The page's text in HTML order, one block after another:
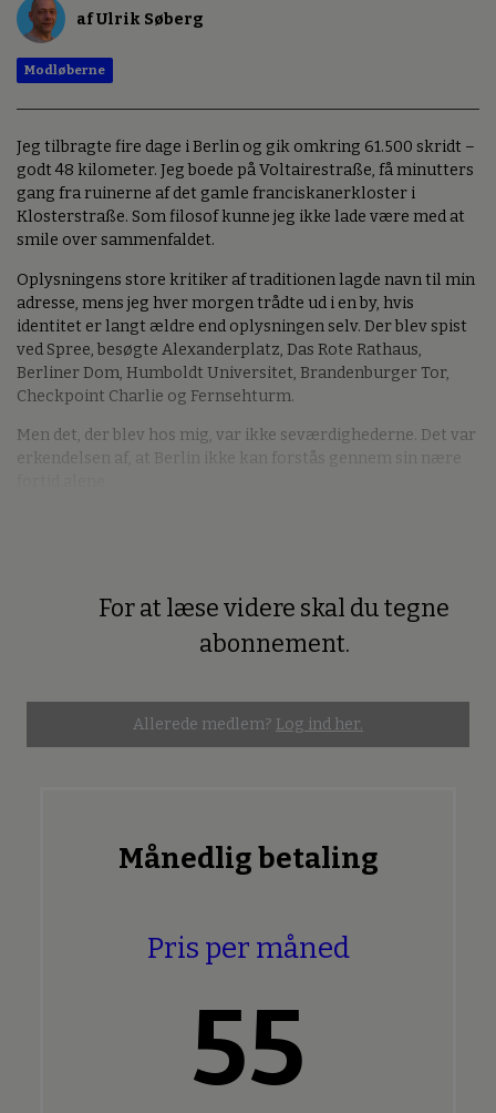
af Ulrik Søberg
Modløberne
Jeg tilbragte fire dage i Berlin og gik omkring 61.500 skridt –
godt 48 kilometer. Jeg boede på Voltairestraße, få minutters
gang fra ruinerne af det gamle franciskanerkloster i
Klosterstraße. Som filosof kunne jeg ikke lade være med at
smile over sammenfaldet.
Oplysningens store kritiker af traditionen lagde navn til min
adresse, mens jeg hver morgen trådte ud i en by, hvis
identitet er langt ældre end oplysningen selv. Der blev spist
ved Spree, besøgte Alexanderplatz, Das Rote Rathaus,
Berliner Dom, Humboldt Universitet, Brandenburger Tor,
Checkpoint Charlie og Fernsehturm.
Men det, der blev hos mig, var ikke seværdighederne. Det var
erkendelsen af, at Berlin ikke kan forstås gennem sin nære
For at læse videre skal du tegne
abonnement.
Allerede medlem? Log ind her.
Månedlig betaling
Pris per måned
55